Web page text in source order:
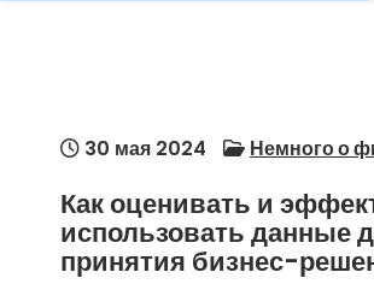
30 мая 2024 Немного о
Как оценивать и
использовать данные
принятия бизнес-